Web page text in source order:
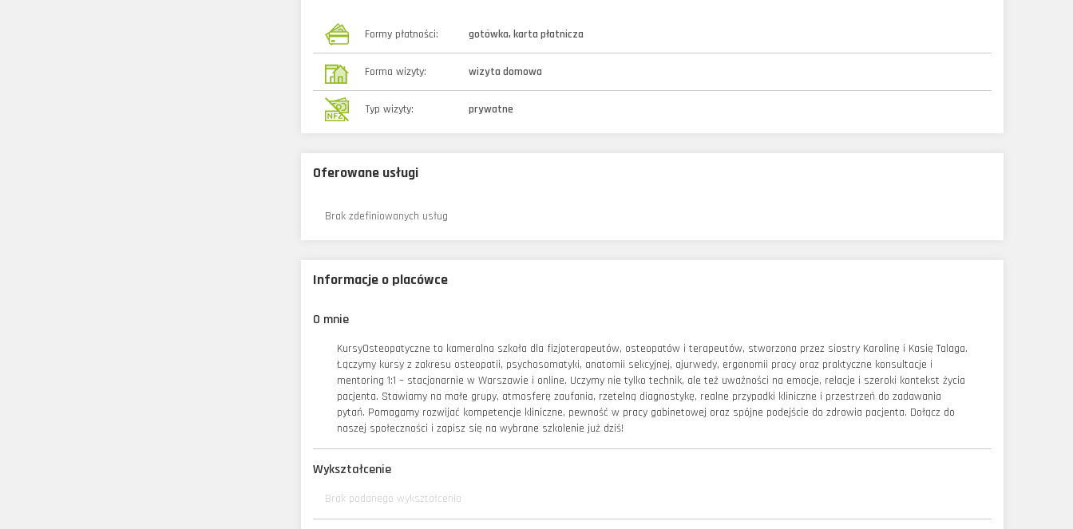
Formy płatności: gotówka, karta płatnicza
Forma wizyty: wizyta domowa
Typ wizyty: prywatne
Oferowane usługi
Brak zdefiniowanych usług
Informacje o placówce
O mnie
KursyOsteopatyczne to kameralna szkoła dla fizjoterapeutów, osteopatów i terapeutów, stworzona przez siostry Karolinę i Kasię Talaga.
Łączymy kursy z zakresu osteopatii, psychosomatyki, anatomii sekcyjnej, ajurwedy, ergonomii pracy oraz praktyczne konsultacje i
mentoring 1:1 – stacjonarnie w Warszawie i online. Uczymy nie tylko technik, ale też uważności na emocje, relacje i szeroki kontekst życia
pacjenta. Stawiamy na małe grupy, atmosferę zaufania, rzetelną diagnostykę, realne przypadki kliniczne i przestrzeń do zadawania
pytań. Pomagamy rozwijać kompetencje kliniczne, pewność w pracy gabinetowej oraz spójne podejście do zdrowia pacjenta. Dołącz do
naszej społeczności i zapisz się na wybrane szkolenie już dziś!
Wykształcenie
Brak podanego wykształcenia